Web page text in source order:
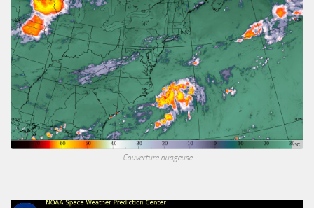
Couverture nuageuse